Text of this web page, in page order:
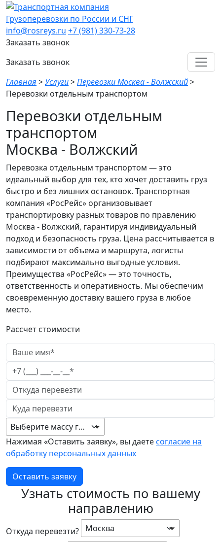
Грузоперевозки по России и СНГ
info@rosreys.ru +7 (981) 330-73-28
Заказать звонок
Заказать звонок
Главная >Услуги>Перевозки Москва - Волжский>
Перевозки отдельным транспортом
Перевозки отдельным
транспортом
Москва - Волжский
Перевозка отдельным транспортом — это
идеальный выбор для тех, кто хочет доставить груз
быстро и без лишних остановок. Транспортная
компания «РосРейс» организовывает
транспортировку разных товаров по правлению
Москва - Волжский, гарантируя индивидуальный
подход и безопасность груза. Цена рассчитывается в
зависимости от объема и маршрута, логисты
подбирают максимально выгодные условия.
Преимущества «РосРейс» — это точность,
ответственность и оперативность. Мы обеспечим
своевременную доставку вашего груза в любое
место.
Рассчет стоимости
Выберите массу груза
Нажимая «Оставить заявку», вы даетесогласие на
обработку персональных данных
Оставить заявку
Узнать стоимость по вашему
направлению
Откуда перевезти? Москва